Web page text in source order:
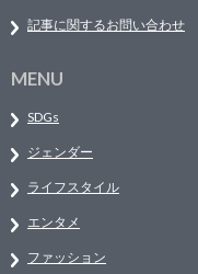
記事に関するお問い合わせ
MENU
SDGs
ジェンダー
ライフスタイル
エンタメ
ファッション